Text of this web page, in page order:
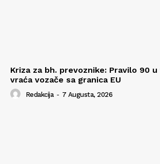
Kriza za bh. prevoznike: Pravilo 90 u
vraća vozače sa granica EU
Redakcija - 7 Augusta, 2026